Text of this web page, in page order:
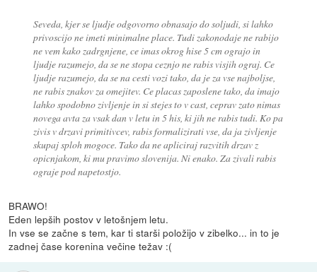
Seveda, kjer se ljudje odgovorno obnasajo do soljudi, si lahko
privoscijo ne imeti minimalne place. Tudi zakonodaje ne rabijo
ne vem kako zadrgnjene, ce imas okrog hise 5 cm ograjo in
ljudje razumejo, da se ne stopa ceznjo ne rabis visjih ograj. Ce
ljudje razumejo, da se na cesti vozi tako, da je za vse najboljse,
ne rabis znakov za omejitev. Ce placas zaposlene tako, da imajo
lahko spodobno zivljenje in si stejes to v cast, ceprav zato nimas
novega avta za vsak dan v letu in 5 his, ki jih ne rabis tudi. Ko pa
zivis v drzavi primitivcev, rabis formalizirati vse, da ja zivljenje
skupaj sploh mogoce. Tako da ne apliciraj razvitih drzav z
opicnjakom, ki mu pravimo slovenija. Ni enako. Za zivali rabis
ograje pod napetostjo.
BRAWO!
Eden lepših postov v letošnjem letu.
In vse se začne s tem, kar ti starši položijo v zibelko... in to je
zadnej čase korenina večine težav :(